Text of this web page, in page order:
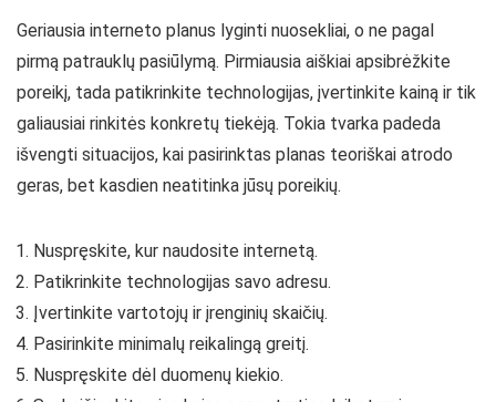
Geriausia interneto planus lyginti nuosekliai, o ne pagal
pirmą patrauklų pasiūlymą. Pirmiausia aiškiai apsibrėžkite
poreikį, tada patikrinkite technologijas, įvertinkite kainą ir tik
galiausiai rinkitės konkretų tiekėją. Tokia tvarka padeda
išvengti situacijos, kai pasirinktas planas teoriškai atrodo
geras, bet kasdien neatitinka jūsų poreikių.
Nuspręskite, kur naudosite internetą.
Patikrinkite technologijas savo adresu.
Įvertinkite vartotojų ir įrenginių skaičių.
Pasirinkite minimalų reikalingą greitį.
Nuspręskite dėl duomenų kiekio.